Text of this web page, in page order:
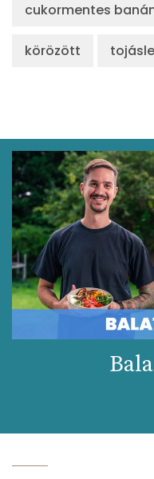
cukormentes
körözött